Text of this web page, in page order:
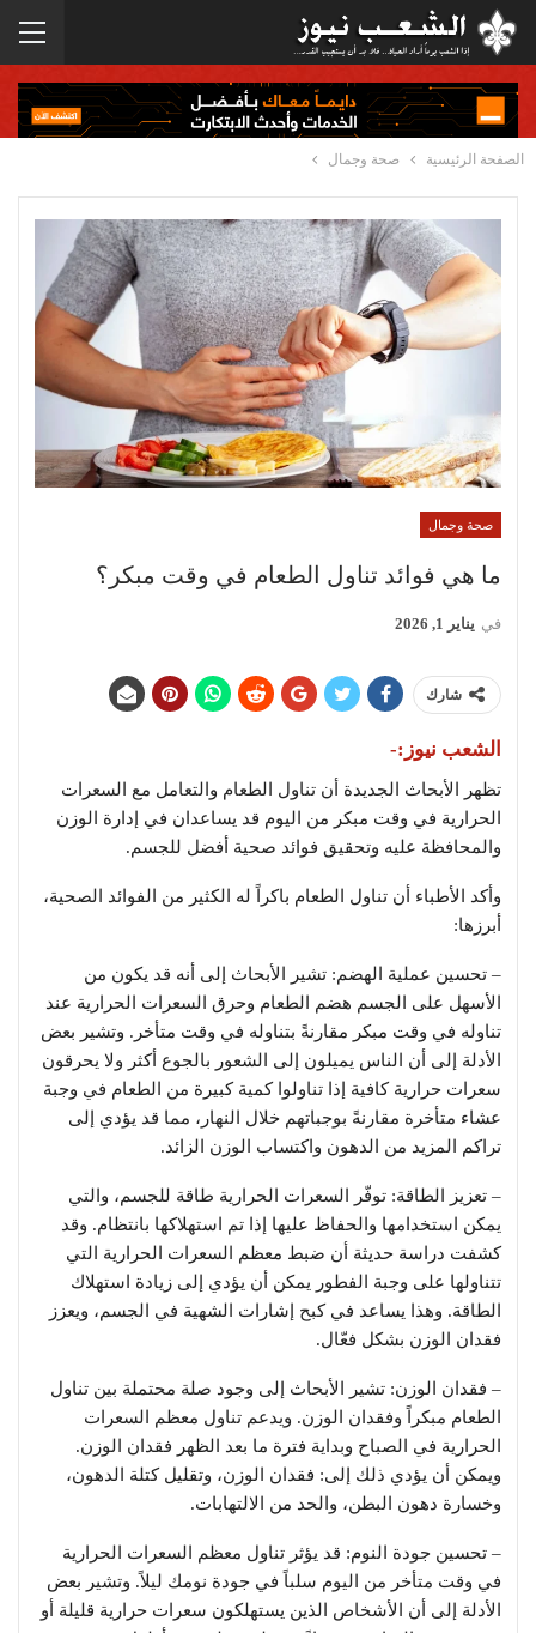
الصفحة الرئيسية صحة وجمال
صحة وجمال
ما هي فوائد تناول الطعام في وقت مبكر؟
في يناير 1, 2026
شارك
الشعب نيوز:-
تظهر الأبحاث الجديدة أن تناول الطعام والتعامل مع السعرات
الحرارية في وقت مبكر من اليوم قد يساعدان في إدارة الوزن
والمحافظة عليه وتحقيق فوائد صحية أفضل للجسم.
وأكد الأطباء أن تناول الطعام باكراً له الكثير من الفوائد الصحية،
أبرزها:
– تحسين عملية الهضم: تشير الأبحاث إلى أنه قد يكون من
الأسهل على الجسم هضم الطعام وحرق السعرات الحرارية عند
تناوله في وقت مبكر مقارنةً بتناوله في وقت متأخر. وتشير بعض
الأدلة إلى أن الناس يميلون إلى الشعور بالجوع أكثر ولا يحرقون
سعرات حرارية كافية إذا تناولوا كمية كبيرة من الطعام في وجبة
عشاء متأخرة مقارنةً بوجباتهم خلال النهار، مما قد يؤدي إلى
تراكم المزيد من الدهون واكتساب الوزن الزائد.
– تعزيز الطاقة: توفّر السعرات الحرارية طاقة للجسم، والتي
يمكن استخدامها والحفاظ عليها إذا تم استهلاكها بانتظام. وقد
كشفت دراسة حديثة أن ضبط معظم السعرات الحرارية التي
تتناولها على وجبة الفطور يمكن أن يؤدي إلى زيادة استهلاك
الطاقة. وهذا يساعد في كبح إشارات الشهية في الجسم، ويعزز
فقدان الوزن بشكل فعّال.
– فقدان الوزن: تشير الأبحاث إلى وجود صلة محتملة بين تناول
الطعام مبكراً وفقدان الوزن. ويدعم تناول معظم السعرات
الحرارية في الصباح وبداية فترة ما بعد الظهر فقدان الوزن.
ويمكن أن يؤدي ذلك إلى: فقدان الوزن، وتقليل كتلة الدهون،
وخسارة دهون البطن، والحد من الالتهابات.
– تحسين جودة النوم: قد يؤثر تناول معظم السعرات الحرارية
في وقت متأخر من اليوم سلباً في جودة نومك ليلاً. وتشير بعض
الأدلة إلى أن الأشخاص الذين يستهلكون سعرات حرارية قليلة أو